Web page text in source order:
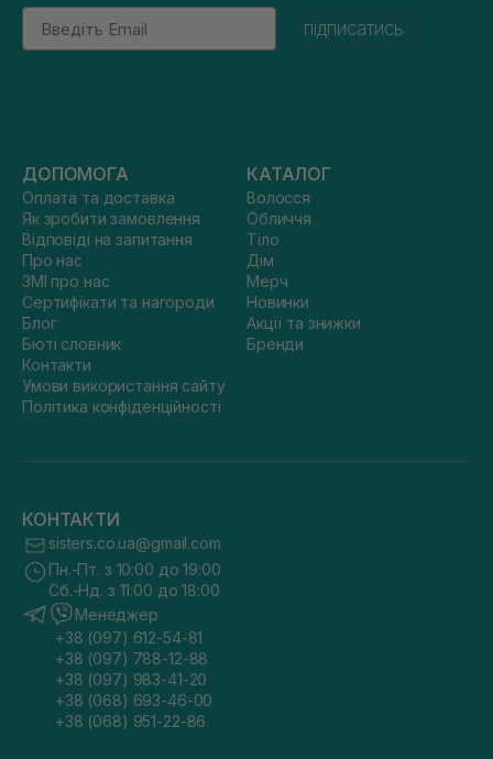
Email
підписатись
ДОПОМОГА
Оплата та доставка
Як зробити замовлення
Відповіді на запитання
Про нас
ЗМІ про нас
Сертифікати та нагороди
Блог
Бюті словник
Контакти
Умови використання сайту
Політика конфіденційності
КАТАЛОГ
Волосся
Обличчя
Тіло
Дім
Мерч
Новинки
Акції та знижки
Бренди
КОНТАКТИ
sisters.co.ua@gmail.com
Пн.-Пт. з 10:00 до 19:00
Сб.-Нд. з 11:00 до 18:00
Менеджер
+38 (097) 612-54-81
+38 (097) 788-12-88
+38 (097) 983-41-20
+38 (068) 693-46-00
+38 (068) 951-22-86